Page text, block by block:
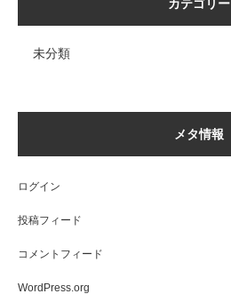
カテゴリー
未分類
メタ情報
ログイン
投稿フィード
コメントフィード
WordPress.org